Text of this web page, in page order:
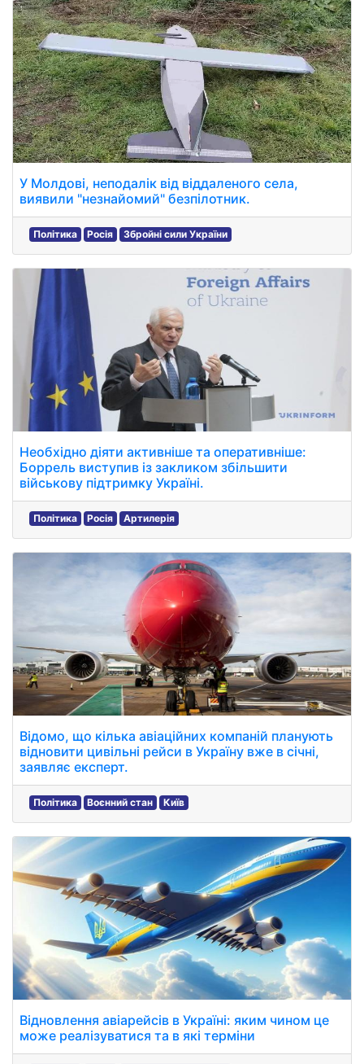
У Молдові, неподалік від віддаленого села,
виявили "незнайомий" безпілотник.
Політика Росія Збройні сили України
Необхідно діяти активніше та оперативніше:
Боррель виступив із закликом збільшити
військову підтримку Україні.
Політика Росія Артилерія
Відомо, що кілька авіаційних компаній планують
відновити цивільні рейси в Україну вже в січні,
заявляє експерт.
Політика Воєнний стан Київ
Відновлення авіарейсів в Україні: яким чином це
може реалізуватися та в які терміни